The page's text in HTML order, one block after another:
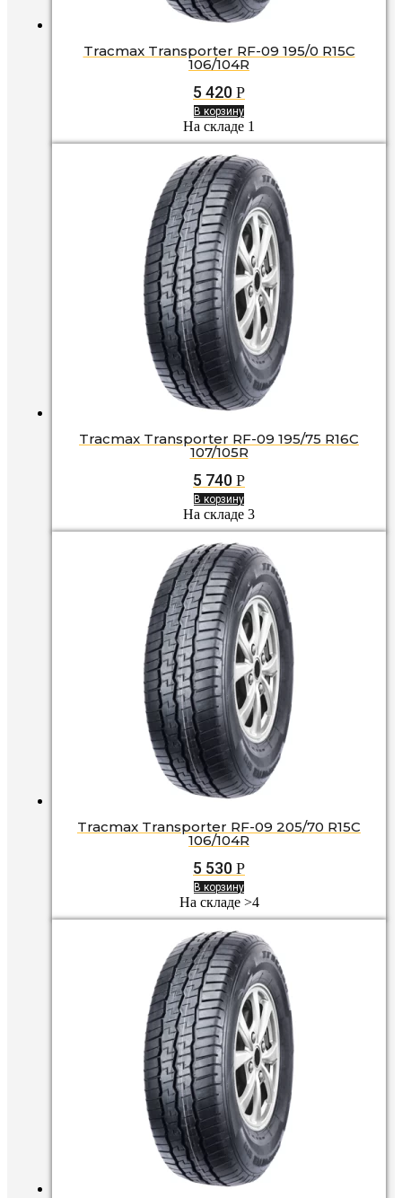
Tracmax Transporter RF-09 195/0 R15C
106/104R
5 420 Р
В корзину
На складе 1
Tracmax Transporter RF-09 195/75 R16C
107/105R
5 740 Р
В корзину
На складе 3
Tracmax Transporter RF-09 205/70 R15C
106/104R
5 530 Р
В корзину
На складе >4